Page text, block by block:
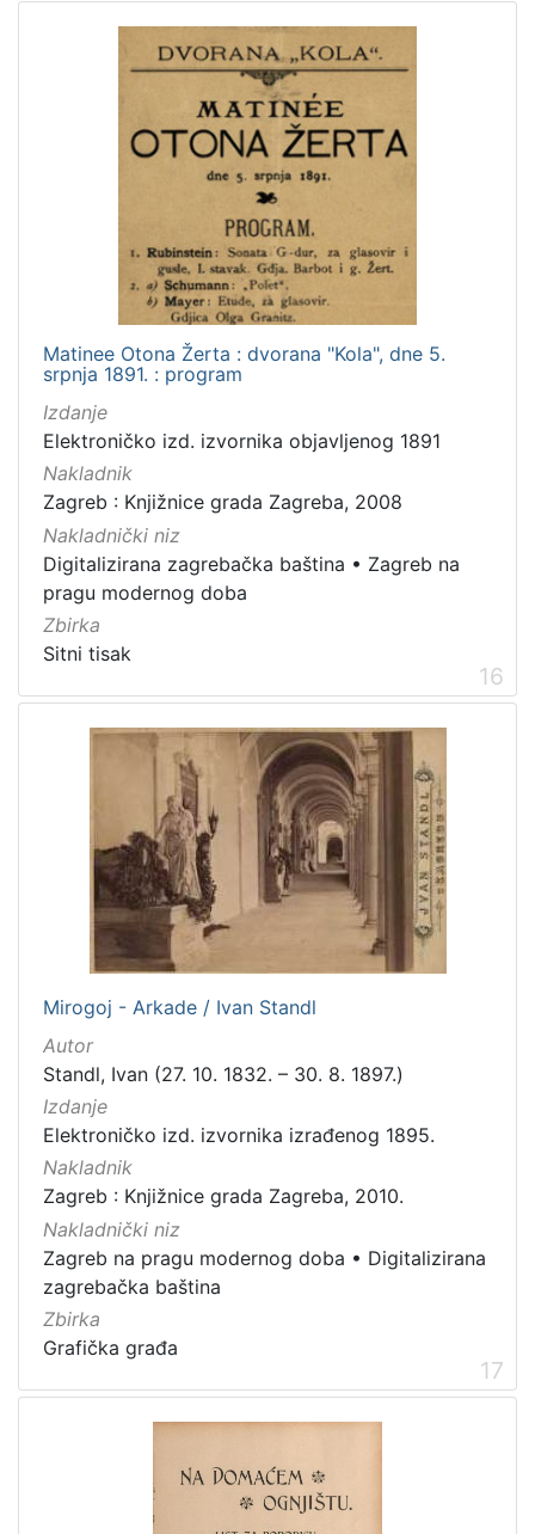
Matinee Otona Žerta : dvorana "Kola", dne 5.
srpnja 1891. : program
Izdanje
Elektroničko izd. izvornika objavljenog 1891
Nakladnik
Zagreb : Knjižnice grada Zagreba, 2008
Nakladnički niz
Digitalizirana zagrebačka baština • Zagreb na
pragu modernog doba
Zbirka
Sitni tisak
16
Mirogoj - Arkade / Ivan Standl
Autor
Standl, Ivan (27. 10. 1832. – 30. 8. 1897.)
Izdanje
Elektroničko izd. izvornika izrađenog 1895.
Nakladnik
Zagreb : Knjižnice grada Zagreba, 2010.
Nakladnički niz
Zagreb na pragu modernog doba • Digitalizirana
zagrebačka baština
Zbirka
Grafička građa
17